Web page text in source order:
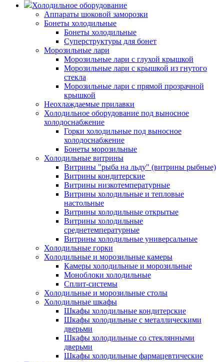
Холодильное оборудование
Аппараты шоковой заморозки
Бонеты холодильные
Бонеты холодильные
Суперструктуры для бонет
Морозильные лари
Морозильные лари с глухой крышкой
Морозильные лари с крышкой из гнутого
стекла
Морозильные лари с прямой прозрачной
крышкой
Неохлаждаемые прилавки
Холодильное оборудование под выносное
холодоснабжение
Горки холодильные под выносное
холодоснабжение
Бонеты морозильные
Холодильные витрины
Витрины "рыба на льду" (витрины рыбные)
Витрины кондитерские
Витрины низкотемпературные
Витрины холодильные и тепловые
настольные
Витрины холодильные открытые
Витрины холодильные
среднетемпературные
Витрины холодильные универсальные
Холодильные горки
Холодильные и морозильные камеры
Камеры холодильные и морозильные
Моноблоки холодильные
Сплит-системы
Холодильные и морозильные столы
Холодильные шкафы
Шкафы холодильные кондитерские
Шкафы холодильные с металлическими
дверьми
Шкафы холодильные со стеклянными
дверьми
Шкафы холодильные фармацевтические